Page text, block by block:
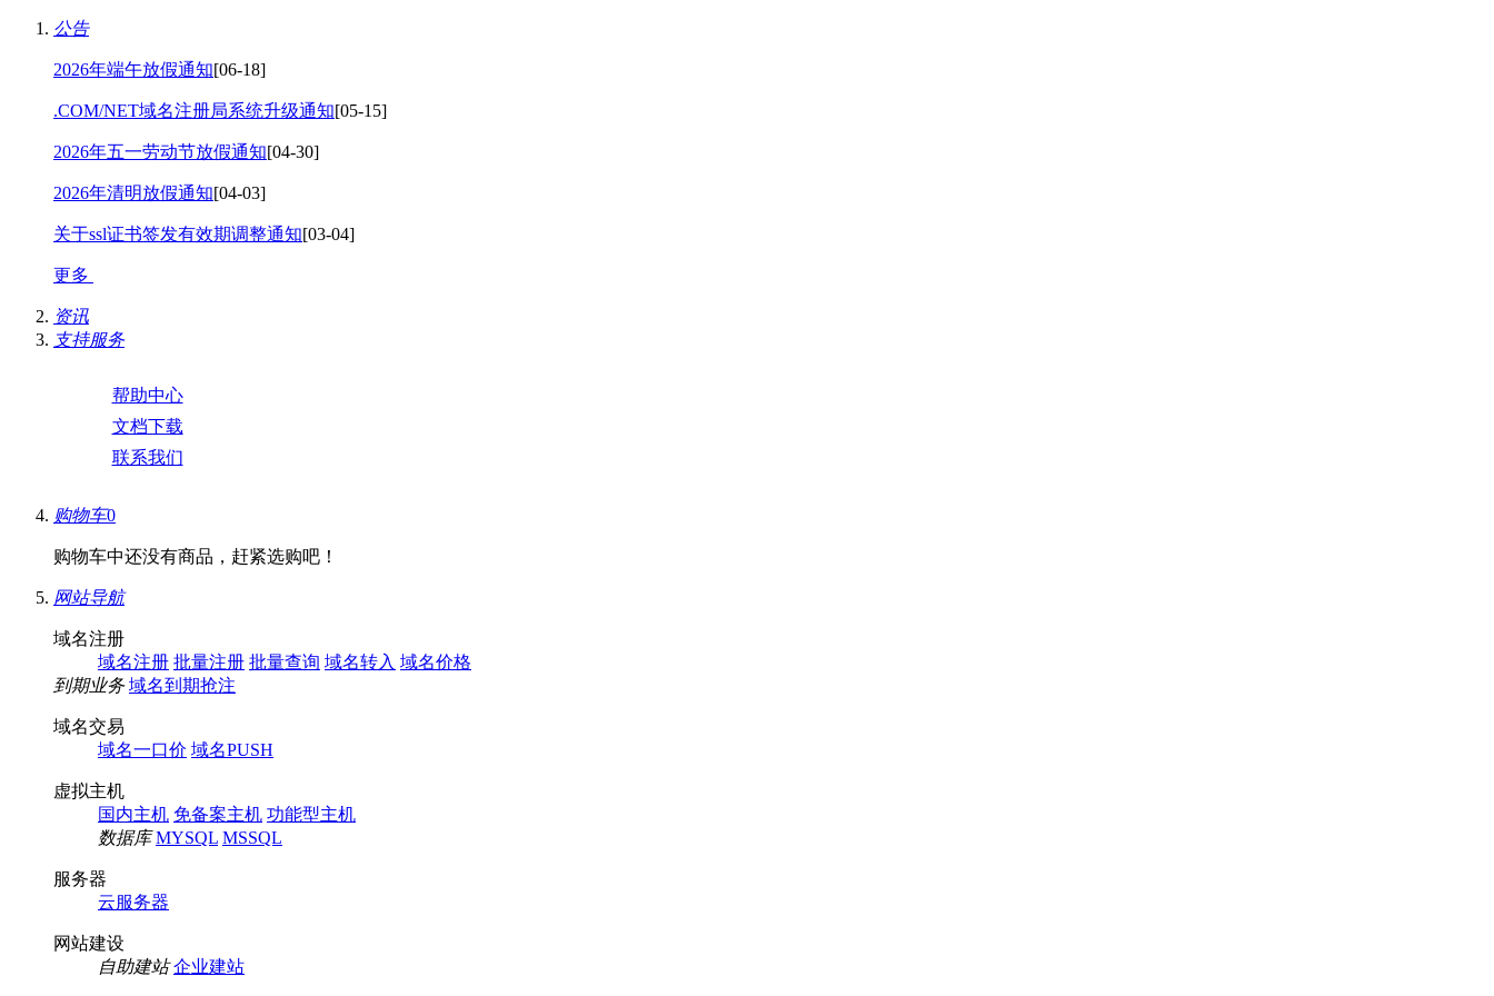
公告
2026年端午放假通知[06-18]
.COM/NET域名注册局系统升级通知[05-15]
2026年五一劳动节放假通知[04-30]
2026年清明放假通知[04-03]
关于ssl证书签发有效期调整通知[03-04]
更多
资讯
支持服务
帮助中心
文档下载
联系我们
购物车0
购物车中还没有商品，赶紧选购吧！
网站导航
域名注册
域名注册 批量注册 批量查询 域名转入 域名价格
到期业务 域名到期抢注
域名交易
域名一口价 域名PUSH
虚拟主机
国内主机 免备案主机 功能型主机
数据库 MYSQL MSSQL
服务器
云服务器
网站建设
自助建站 企业建站